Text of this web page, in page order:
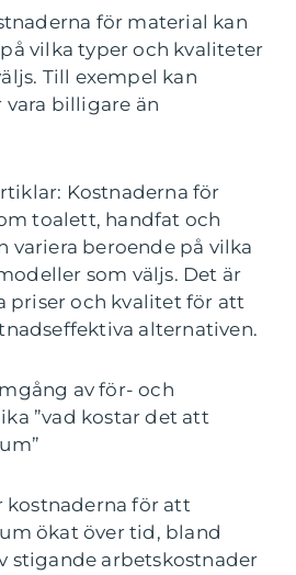
för material kan
vilka typer och kvaliteter
Till exempel kan
billigare än
Kostnaderna för
toalett, handfat och
variera beroende på vilka
som väljs. Det är
priser och kvalitet för att
alternativen.
av för- och
”vad kostar det att
kostnaderna för att
ökat över tid, bland
stigande arbetskostnader